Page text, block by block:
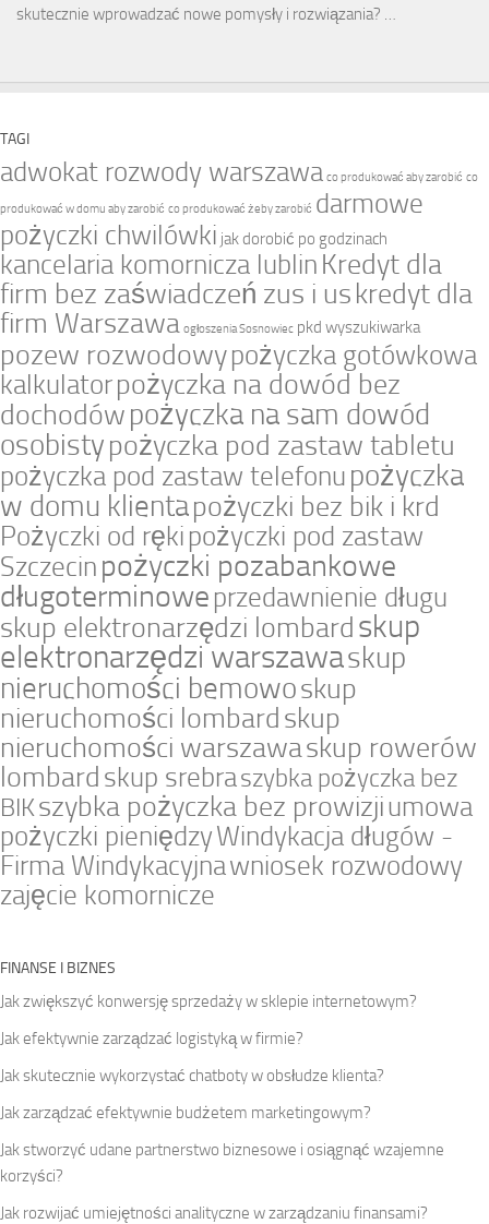
skutecznie wprowadzać nowe pomysły i rozwiązania? …
TAGI
adwokat rozwody warszawa co produkować aby zarobić co
produkować w domu aby zarobić co produkować żeby zarobić darmowe
pożyczki chwilówki jak dorobić po godzinach
kancelaria komornicza lublin Kredyt dla
firm bez zaświadczeń zus i uskredyt dla
firm Warszawa ogłoszenia Sosnowiec pkd wyszukiwarka
pozew rozwodowypożyczka gotówkowa
kalkulatorpożyczka na dowód bez
dochodówpożyczka na sam dowód
osobistypożyczka pod zastaw tabletu
pożyczka pod zastaw telefonu pożyczka
w domu klientapożyczki bez bik i krd
Pożyczki od ręki pożyczki pod zastaw
Szczecin pożyczki pozabankowe
długoterminowe przedawnienie długu
skup elektronarzędzi lombardskup
elektronarzędzi warszawaskup
nieruchomości bemowoskup
nieruchomości lombardskup
nieruchomości warszawaskup rowerów
lombard skup srebraszybka pożyczka bez
BIKszybka pożyczka bez prowizjiumowa
pożyczki pieniędzyWindykacja długów -
Firma Windykacyjnawniosek rozwodowy
zajęcie komornicze
FINANSE I BIZNES
Jak zwiększyć konwersję sprzedaży w sklepie internetowym?
Jak efektywnie zarządzać logistyką w firmie?
Jak skutecznie wykorzystać chatboty w obsłudze klienta?
Jak zarządzać efektywnie budżetem marketingowym?
Jak stworzyć udane partnerstwo biznesowe i osiągnąć wzajemne
korzyści?
Jak rozwijać umiejętności analityczne w zarządzaniu finansami?